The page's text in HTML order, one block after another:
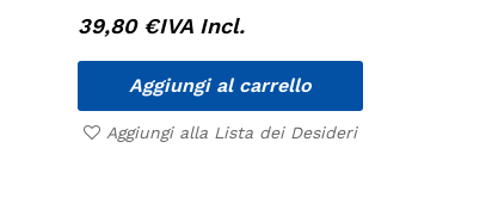
39,80 €IVA Incl.
Aggiungi al carrello
Aggiungi alla Lista dei Desideri